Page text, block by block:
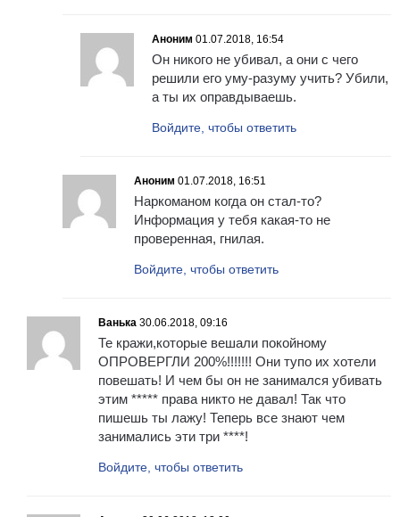
Аноним 01.07.2018, 16:54
Он никого не убивал, а они с чего
решили его уму-разуму учить? Убили,
а ты их оправдываешь.
Войдите, чтобы ответить
Аноним 01.07.2018, 16:51
Наркоманом когда он стал-то?
Информация у тебя какая-то не
проверенная, гнилая.
Войдите, чтобы ответить
Ванька 30.06.2018, 09:16
Те кражи,которые вешали покойному
ОПРОВЕРГЛИ 200%!!!!!!! Они тупо их хотели
повешать! И чем бы он не занимался убивать
этим ***** права никто не давал! Так что
пишешь ты лажу! Теперь все знают чем
занимались эти три ****!
Войдите, чтобы ответить